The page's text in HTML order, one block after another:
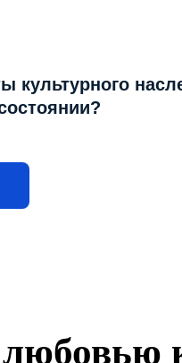
культурного